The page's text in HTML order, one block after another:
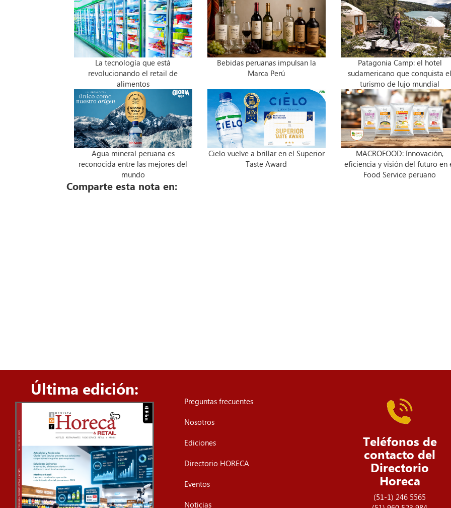
La tecnología que está
revolucionando el retail de
alimentos
Bebidas peruanas impulsan la
Marca Perú
Patagonia Camp: el hotel
sudamericano que conquista
turismo de lujo mundial
Agua mineral peruana es
reconocida entre las mejores del
mundo
Cielo vuelve a brillar en el Superior
Taste Award
MACROFOOD: Innovación,
eficiencia y visión del futuro en
Food Service peruano
Comparte esta nota en:
Última edición:
Preguntas frecuentes
Nosotros
Ediciones
Directorio HORECA
Eventos
Noticias
Teléfonos de
contacto del
Directorio
Horeca
(51-1) 246 5565